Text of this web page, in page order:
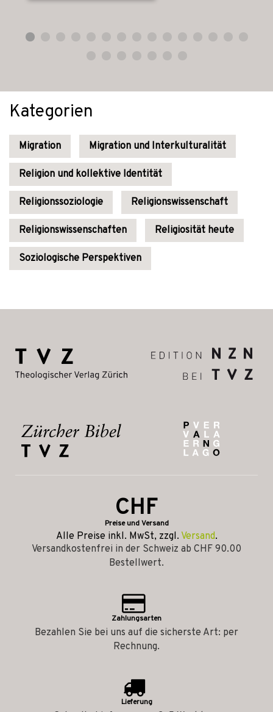
Kategorien
Migration Migration und Interkulturalität
Religion und kollektive Identität
Religionssoziologie Religionswissenschaft
Religionswissenschaften Religiosität heute
Soziologische Perspektiven
CHF
Preise und Versand
Alle Preise inkl. MwSt, zzgl. Versand.
Versandkostenfrei in der Schweiz ab CHF 90.00
Bestellwert.
Zahlungsarten
Bezahlen Sie bei uns auf die sicherste Art: per
Rechnung.
Lieferung